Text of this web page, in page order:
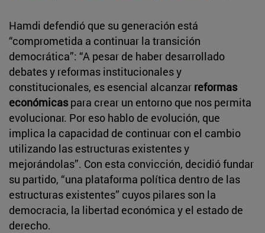
Hamdi defendió que su generación está
“comprometida a continuar la transición
democrática”: “A pesar de haber desarrollado
debates y reformas institucionales y
constitucionales, es esencial alcanzar reformas
económicaspara crear un entorno que nos permita
evolucionar. Por eso hablo de evolución, que
implica la capacidad de continuar con el cambio
utilizando las estructuras existentes y
mejorándolas”. Con esta convicción, decidió fundar
su partido, “una plataforma política dentro de las
estructuras existentes” cuyos pilares son la
democracia, la libertad económica y el estado de
derecho.